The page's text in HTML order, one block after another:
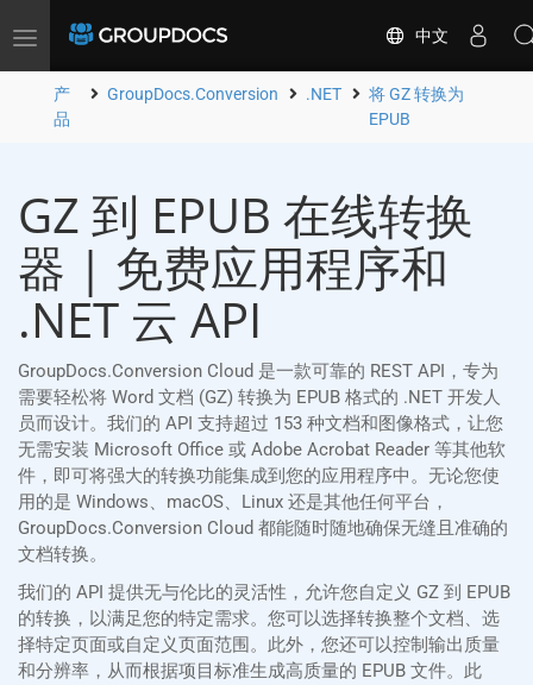
Toggle
中文
产
品
GroupDocs.Conversion .NET
将 GZ 转换为
EPUB
GZ 到 EPUB 在线转换
器 | 免费应用程序和
.NET 云 API
GroupDocs.Conversion Cloud 是一款可靠的 REST API，专为
需要轻松将 Word 文档 (GZ) 转换为 EPUB 格式的 .NET 开发人
员而设计。我们的 API 支持超过 153 种文档和图像格式，让您
无需安装 Microsoft Office 或 Adobe Acrobat Reader 等其他软
件，即可将强大的转换功能集成到您的应用程序中。无论您使
用的是 Windows、macOS、Linux 还是其他任何平台，
GroupDocs.Conversion Cloud 都能随时随地确保无缝且准确的
文档转换。
我们的 API 提供无与伦比的灵活性，允许您自定义 GZ 到 EPUB
的转换，以满足您的特定需求。您可以选择转换整个文档、选
择特定页面或自定义页面范围。此外，您还可以控制输出质量
和分辨率，从而根据项目标准生成高质量的 EPUB 文件。此